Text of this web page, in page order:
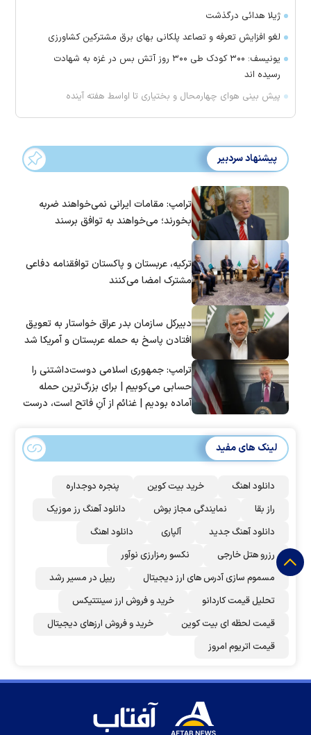
ژیلا هدائی درگذشت
لغو افزایش تعرفه و تصاعد پلکانی بهای برق مشترکین کشاورزی
یونیسف: ۳۰۰ کودک طی ۳۰۰ روز آتش بس در غزه به شهادت
رسیده اند
پیش بینی هوای چهارمحال و بختیاری تا اواسط هفته آینده
پیشنهاد سردبیر
ترامپ: مقامات ایرانی نمی‌خواهند ضربه
بخورند؛ می‌خواهند به توافق برسند
ترکیه، عربستان و پاکستان توافقنامه دفاعی
مشترک امضا می‌کنند
دبیرکل سازمان بدر عراق خواستار به تعویق
افتادن پاسخ به حمله عربستان و آمریکا شد
ترامپ: جمهوری اسلامی دوست‌داشتنی را
حسابی می‌کوبیم | برای بزرگ‌ترین حمله
آماده بودیم | غنائم از آنِ فاتح است، درست
لینک های مفید
دانلود اهنگ خرید بیت کوین
پنجره دوجداره
راز بقا
نمایندگی مجاز بوش
دانلود آهنگ رز‌ موزیک
دانلود آهنگ جدید
آلپاری
دانلود اهنگ
رزرو هتل خارجی
نکسو رمزارزی نوآور
مسموم سازی آدرس های ارز دیجیتال
ریپل در مسیر رشد
تحلیل قیمت کاردانو
خرید و فروش ارز سینتتیکس
قیمت لحظه ای بیت کوین
خرید و فروش ارزهای دیجیتال
قیمت اتریوم امروز